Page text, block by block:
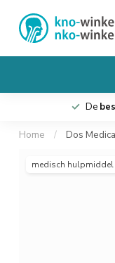
Debeste
Home / Dos
medisch hulpmiddel